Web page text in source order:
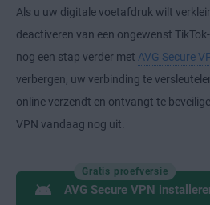
Als u uw digitale voetafdruk wilt
deactiveren van een ongewenst
nog een stap verder met AVG Secure
verbergen, uw verbinding te
online verzendt en ontvangt te
VPN vandaag nog uit.
Gratis proefversie
AVG Secure VPN